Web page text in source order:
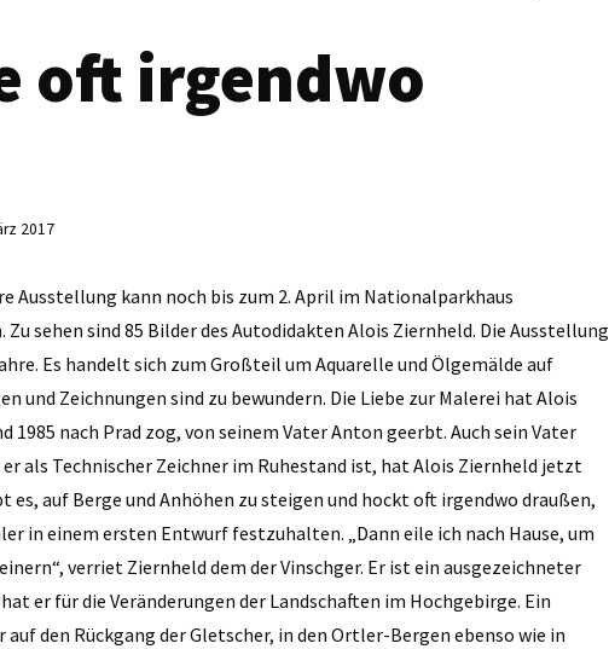
oft irgendwo
2017
Ausstellung kann noch bis zum 2. April im Nationalparkhaus
sehen sind 85 Bilder des Autodidakten Alois Ziernheld. Die Ausstellung
Es handelt sich zum Großteil um Aquarelle und Ölgemälde auf
und Zeichnungen sind zu bewundern. Die Liebe zur Malerei hat Alois
1985 nach Prad zog, von seinem Vater Anton geerbt. Auch sein Vater
als Technischer Zeichner im Ruhestand ist, hat Alois Ziernheld jetzt
es, auf Berge und Anhöhen zu steigen und hockt oft irgendwo draußen,
in einem ersten Entwurf festzuhalten. „Dann eile ich nach Hause, um
verriet Ziernheld dem der Vinschger. Er ist ein ausgezeichneter
er für die Veränderungen der Landschaften im Hochgebirge. Ein
den Rückgang der Gletscher, in den Ortler-Bergen ebenso wie in